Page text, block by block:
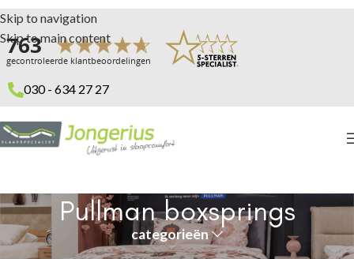
Skip to navigation
Skip to main content
030 - 634 27 27
Pullman boxsprings
categorieën
Home Boxsprings Pullman boxsprings
Toont alle 12 resultaten